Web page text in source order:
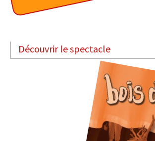
Découvrir le spectacle